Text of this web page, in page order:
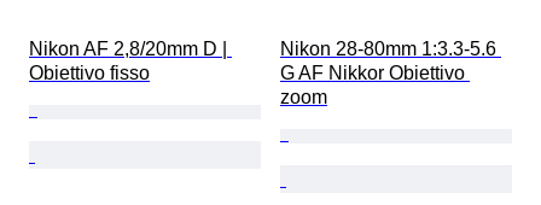
Nikon AF 2,8/20mm D |
Obiettivo fisso
Nikon 28-80mm 1:3.3-5.6
G AF Nikkor Obiettivo
zoom